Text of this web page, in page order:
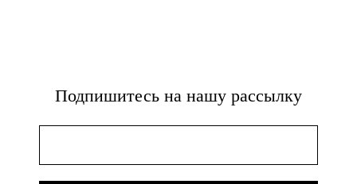
Подпишитесь на нашу рассылку